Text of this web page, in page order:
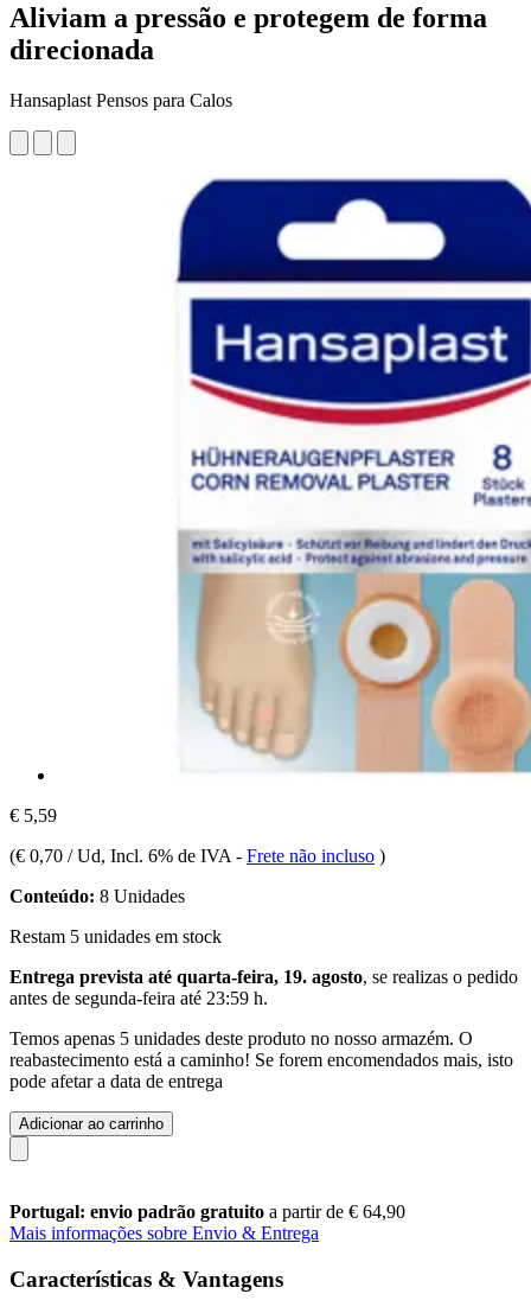
Aliviam a pressão e protegem de forma
direcionada
Hansaplast Pensos para Calos
€ 5,59
(€ 0,70 / Ud, Incl. 6% de IVA - Frete não incluso )
Conteúdo: 8 Unidades
Restam 5 unidades em stock
Entrega prevista até quarta-feira, 19. agosto, se realizas o pedido
antes de segunda-feira até 23:59 h.
Temos apenas 5 unidades deste produto no nosso armazém. O
reabastecimento está a caminho! Se forem encomendados mais, isto
pode afetar a data de entrega
Adicionar ao carrinho
Portugal: envio padrão gratuito a partir de € 64,90
Mais informações sobre Envio & Entrega
Características & Vantagens